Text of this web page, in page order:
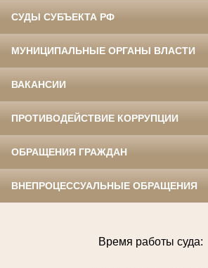
СУДЫ СУБЪЕКТА РФ
МУНИЦИПАЛЬНЫЕ ОРГАНЫ ВЛАСТИ
ВАКАНСИИ
ПРОТИВОДЕЙСТВИЕ КОРРУПЦИИ
ОБРАЩЕНИЯ ГРАЖДАН
ВНЕПРОЦЕССУАЛЬНЫЕ ОБРАЩЕНИЯ
Время работы суда: